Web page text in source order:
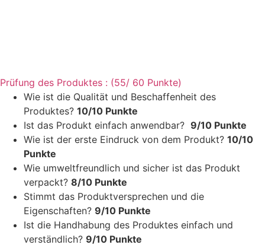
Prüfung des Produktes : (55/ 60 Punkte)
Wie ist die Qualität und Beschaffenheit des
Produktes? 10/10 Punkte
Ist das Produkt einfach anwendbar? 9/10 Punkte
Wie ist der erste Eindruck von dem Produkt? 10/10
Punkte
Wie umweltfreundlich und sicher ist das Produkt
verpackt? 8/10 Punkte
Stimmt das Produktversprechen und die
Eigenschaften? 9/10 Punkte
Ist die Handhabung des Produktes einfach und
verständlich? 9/10 Punkte